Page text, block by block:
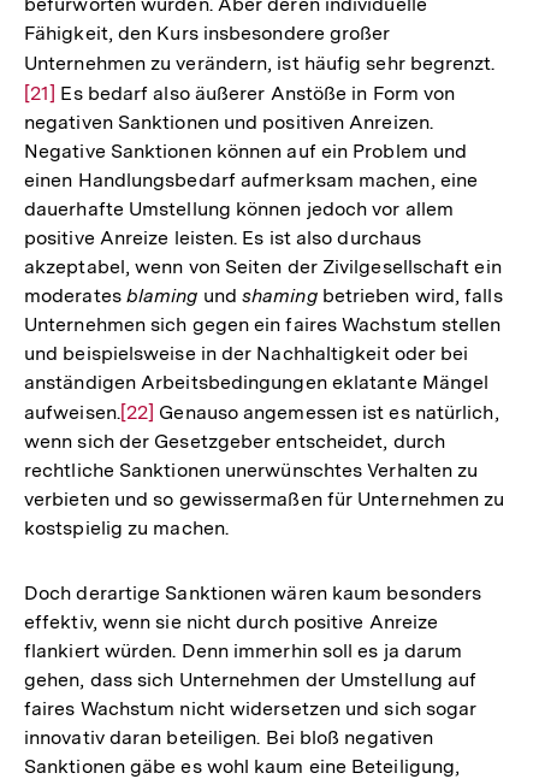
Fähigkeit, den Kurs insbesondere großer
Unternehmen zu verändern, ist häufig sehr begrenzt.
[21] Es bedarf also äußerer Anstöße in Form von
negativen Sanktionen und positiven Anreizen.
Negative Sanktionen können auf ein Problem und
einen Handlungsbedarf aufmerksam machen, eine
dauerhafte Umstellung können jedoch vor allem
positive Anreize leisten. Es ist also durchaus
akzeptabel, wenn von Seiten der Zivilgesellschaft ein
moderates blaming und shamingbetrieben wird, falls
Unternehmen sich gegen ein faires Wachstum stellen
und beispielsweise in der Nachhaltigkeit oder bei
anständigen Arbeitsbedingungen eklatante Mängel
aufweisen.Zur
Auflösung
der
Fußnote
[22] Genauso angemessen ist es natürlich,
wenn sich der Gesetzgeber entscheidet, durch
rechtliche Sanktionen unerwünschtes Verhalten zu
verbieten und so gewissermaßen für Unternehmen zu
kostspielig zu machen.
Doch derartige Sanktionen wären kaum besonders
effektiv, wenn sie nicht durch positive Anreize
flankiert würden. Denn immerhin soll es ja darum
gehen, dass sich Unternehmen der Umstellung auf
faires Wachstum nicht widersetzen und sich sogar
innovativ daran beteiligen. Bei bloß negativen
Sanktionen gäbe es wohl kaum eine Beteiligung,